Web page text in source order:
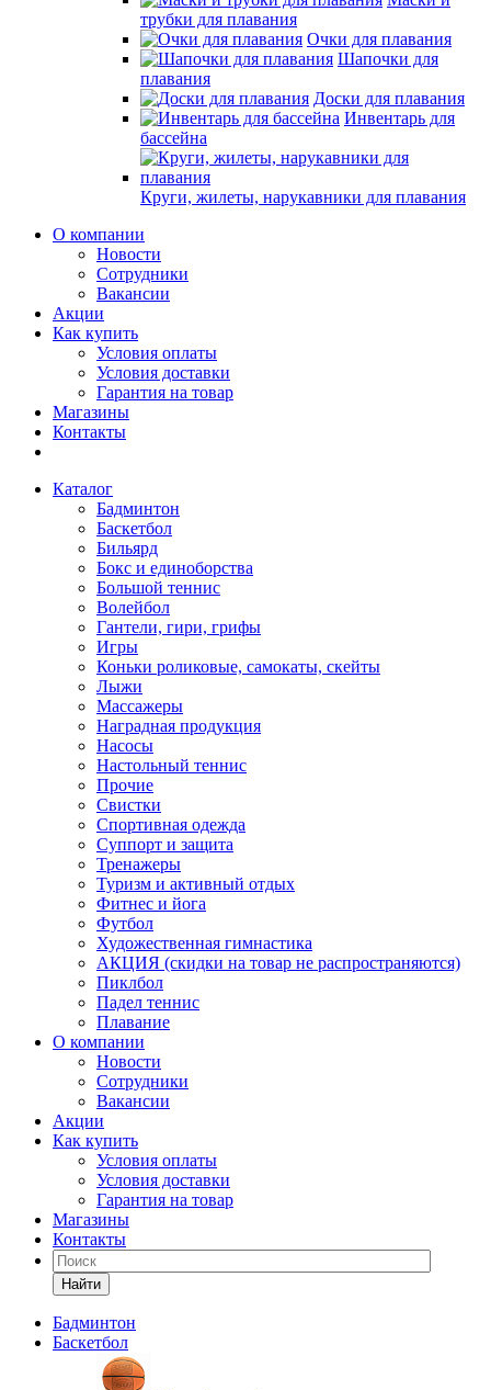
трубки для плавания
Очки для плавания
Шапочки для
плавания
Доски для плавания
Инвентарь для
бассейна
Круги, жилеты, нарукавники для плавания
О компании
Новости
Сотрудники
Вакансии
Акции
Как купить
Условия оплаты
Условия доставки
Гарантия на товар
Магазины
Контакты
Каталог
Бадминтон
Баскетбол
Бильярд
Бокс и единоборства
Большой теннис
Волейбол
Гантели, гири, грифы
Игры
Коньки роликовые, самокаты, скейты
Лыжи
Массажеры
Наградная продукция
Насосы
Настольный теннис
Прочие
Свистки
Спортивная одежда
Суппорт и защита
Тренажеры
Туризм и активный отдых
Фитнес и йога
Футбол
Художественная гимнастика
АКЦИЯ (скидки на товар не распространяются)
Пиклбол
Падел теннис
Плавание
О компании
Новости
Сотрудники
Вакансии
Акции
Как купить
Условия оплаты
Условия доставки
Гарантия на товар
Магазины
Контакты
Найти
Бадминтон
Баскетбол